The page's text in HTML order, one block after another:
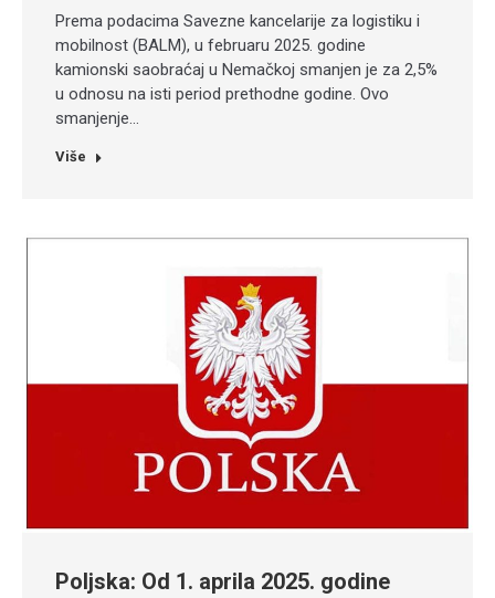
​Prema podacima Savezne kancelarije za logistiku i
mobilnost (BALM), u februaru 2025. godine
kamionski saobraćaj u Nemačkoj smanjen je za 2,5%
u odnosu na isti period prethodne godine. Ovo
smanjenje…
Više
Poljska: Od 1. aprila 2025. godine